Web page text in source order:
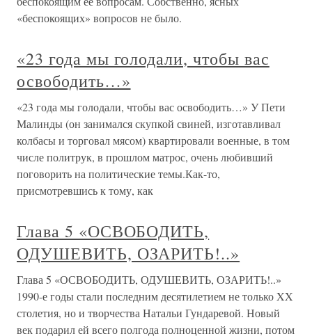
«беспокоящих» вопросов не было.
«23 года мы голодали, чтобы вас
освободить…»
«23 года мы голодали, чтобы вас освободить…» У Пети
Малинды (он занимался скупкой свиней, изготавливал
колбасы и торговал мясом) квартировали военные, в том
числе политрук, в прошлом матрос, очень любивший
поговорить на политические темы.Как-то,
присмотревшись к тому, как
Глава 5 «ОСВОБОДИТЬ,
ОДУШЕВИТЬ, ОЗАРИТЬ!..»
Глава 5 «ОСВОБОДИТЬ, ОДУШЕВИТЬ, ОЗАРИТЬ!..»
1990-е годы стали последним десятилетием не только XX
столетия, но и творчества Натальи Гундаревой. Новый
век подарил ей всего полгода полноценной жизни, потом